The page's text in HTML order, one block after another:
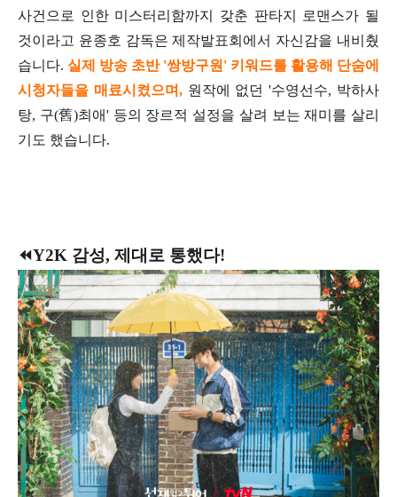
사건으로 인한 미스터리함까지 갖춘 판타지 로맨스가 될
것이라고 윤종호 감독은 제작발표회에서 자신감을 내비췄
습니다. 실제 방송 초반 '쌍방구원' 키워드를 활용해 단숨에
시청자들을 매료시켰으며,원작에 없던 '수영선수, 박하사
탕, 구(舊)최애' 등의 장르적 설정을 살려 보는 재미를 살리
기도 했습니다.
⏪Y2K 감성, 제대로 통했다!